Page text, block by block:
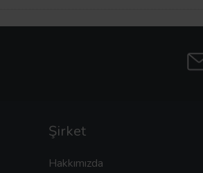
Şirket
Hakkımızda